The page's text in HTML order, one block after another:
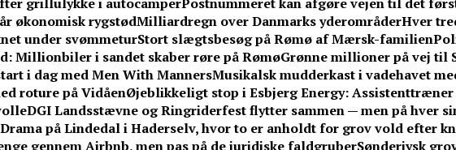
økonomisk rygstødMilliardregn over Danmarks yderområderHver
under svømmeturStort slægtsbesøg på Rømø af Mærsk-familien
Millionbiler i sandet skaber røre på RømøGrønne millioner på vej til
i dag med Men With MannersMusikalsk mudderkast i vadehavet
roture på VidåenØjeblikkeligt stop i Esbjerg Energy:
DGI Landsstævne og Ringriderfest flytter sammen — men på hver
Drama på Lindedal i Haderselv, hvor to er anholdt for grov vold efter
gennem Airbnb, men pas på de juridiske faldgruberSønderjysk